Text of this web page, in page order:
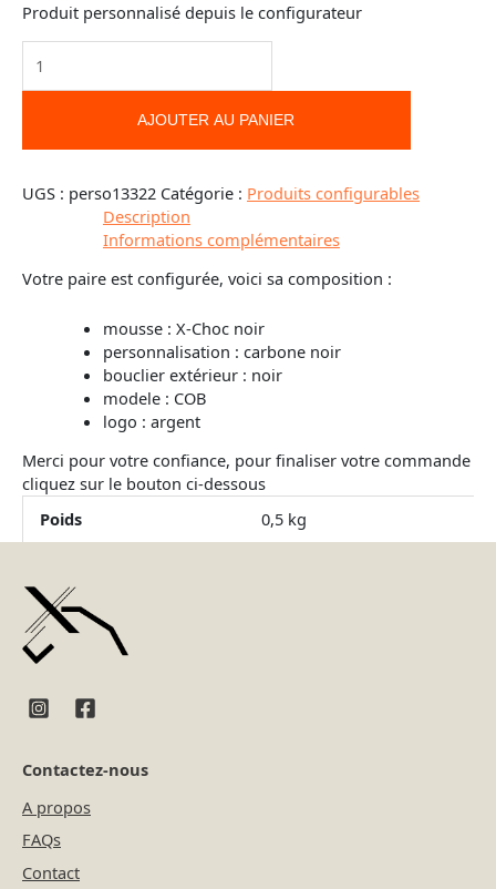
Produit personnalisé depuis le configurateur
AJOUTER AU PANIER
UGS : perso13322 Catégorie : Produits configurables
Description
Informations complémentaires
Votre paire est configurée, voici sa composition :
mousse : X-Choc noir
personnalisation : carbone noir
bouclier extérieur : noir
modele : COB
logo : argent
Merci pour votre confiance, pour finaliser votre commande
cliquez sur le bouton ci-dessous
Poids
0,5 kg
Contactez-nous
A propos
FAQs
Contact